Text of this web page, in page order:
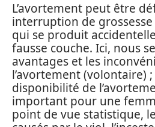
L’avortement peut être
interruption de
qui se produit
fausse couche. Ici, nous
avantages et les
l’avortement (volontaire) ;
disponibilité de
important pour une
point de vue statistique,